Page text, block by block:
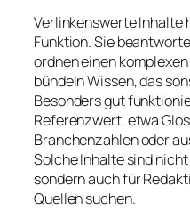
Verlinkenswerte Inhalte
Funktion. Sie
ordnen einen
bündeln Wissen, das
Besonders gut
Referenzwert, etwa
Branchenzahlen oder
Solche Inhalte sind
sondern auch für
Quellen suchen.